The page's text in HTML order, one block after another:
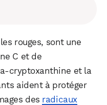
rouges, sont une
C et de
cryptoxanthine et la
aident à protéger
des radicaux